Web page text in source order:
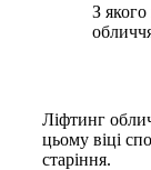
З
Ліфтинг
цьому віці
старіння.